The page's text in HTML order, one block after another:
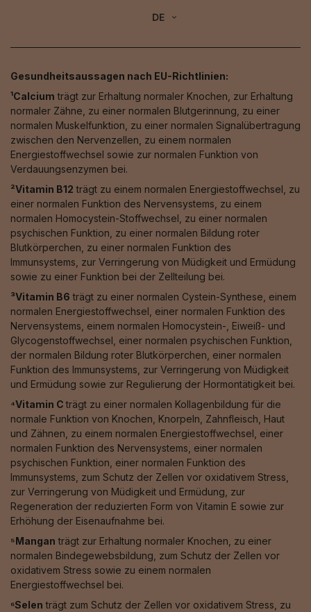
DE
Gesundheitsaussagen nach EU-Richtlinien:
¹Calcium trägt zur Erhaltung normaler Knochen, zur Erhaltung
normaler Zähne, zu einer normalen Blutgerinnung, zu einer
normalen Muskelfunktion, zu einer normalen Signalübertragung
zwischen den Nervenzellen, zu einem normalen
Energiestoffwechsel sowie zur normalen Funktion von
Verdauungsenzymen bei.
²Vitamin B12 trägt zu einem normalen Energiestoffwechsel, zu
einer normalen Funktion des Nervensystems, zu einem
normalen Homocystein-Stoffwechsel, zu einer normalen
psychischen Funktion, zu einer normalen Bildung roter
Blutkörperchen, zu einer normalen Funktion des
Immunsystems, zur Verringerung von Müdigkeit und Ermüdung
sowie zu einer Funktion bei der Zellteilung bei.
³Vitamin B6 trägt zu einer normalen Cystein-Synthese, einem
normalen Energiestoffwechsel, einer normalen Funktion des
Nervensystems, einem normalen Homocystein-, Eiweiß- und
Glycogenstoffwechsel, einer normalen psychischen Funktion,
der normalen Bildung roter Blutkörperchen, einer normalen
Funktion des Immunsystems, zur Verringerung von Müdigkeit
und Ermüdung sowie zur Regulierung der Hormontätigkeit bei.
⁴Vitamin Cträgt zu einer normalen Kollagenbildung für die
normale Funktion von Knochen, Knorpeln, Zahnfleisch, Haut
und Zähnen, zu einem normalen Energiestoffwechsel, einer
normalen Funktion des Nervensystems, einer normalen
psychischen Funktion, einer normalen Funktion des
Immunsystems, zum Schutz der Zellen vor oxidativem Stress,
zur Verringerung von Müdigkeit und Ermüdung, zur
Regeneration der reduzierten Form von Vitamin E sowie zur
Erhöhung der Eisenaufnahme bei.
⁵Mangan trägt zur Erhaltung normaler Knochen, zu einer
normalen Bindegewebsbildung, zum Schutz der Zellen vor
oxidativem Stress sowie zu einem normalen
Energiestoffwechsel bei.
⁶Selen trägt zum Schutz der Zellen vor oxidativem Stress, zu